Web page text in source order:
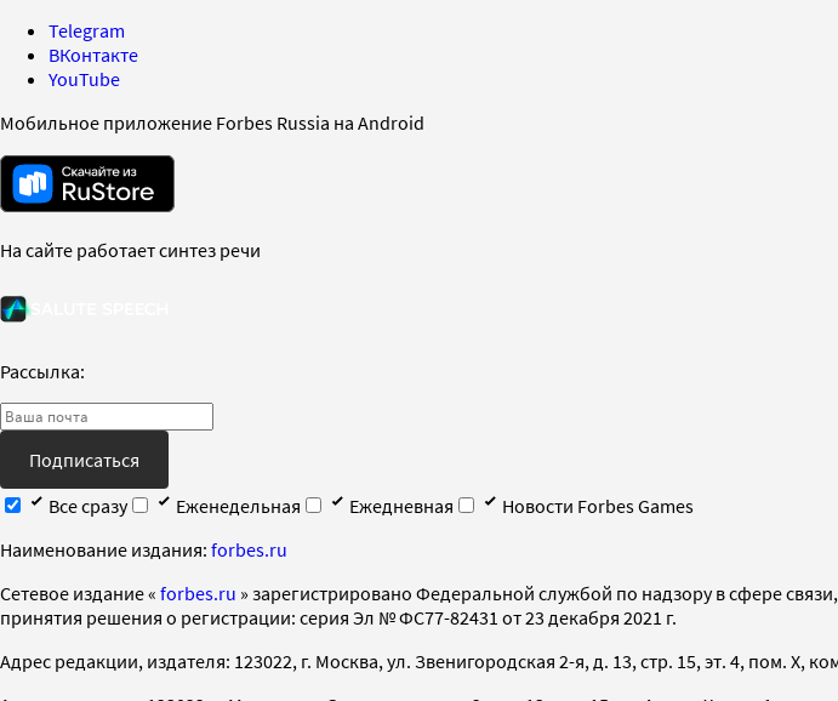
Telegram
ВКонтакте
YouTube
Мобильное приложение Forbes Russia на Android
На сайте работает синтез речи
Рассылка:
Подписаться
Все сразу
Еженедельная Ежедневная
Новости Forbes Games
Наименование издания: forbes.ru
Cетевое издание « forbes.ru » зарегистрировано Федеральной службой по надзору в сфере
принятия решения о регистрации: серия Эл № ФС77-82431 от 23 декабря 2021 г.
Адрес редакции, издателя: 123022, г. Москва, ул. Звенигородская 2-я, д. 13, стр. 15, эт. 4, пом. X,